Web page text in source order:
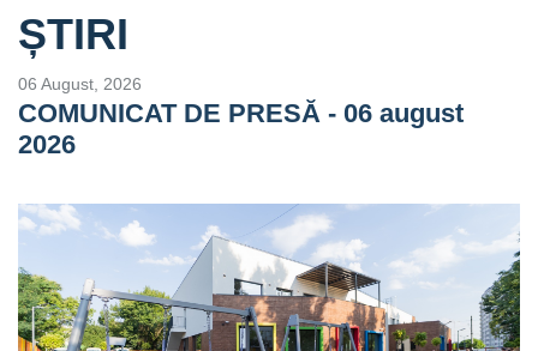
ȘTIRI
06 August, 2026
COMUNICAT DE PRESĂ - 06 august
2026